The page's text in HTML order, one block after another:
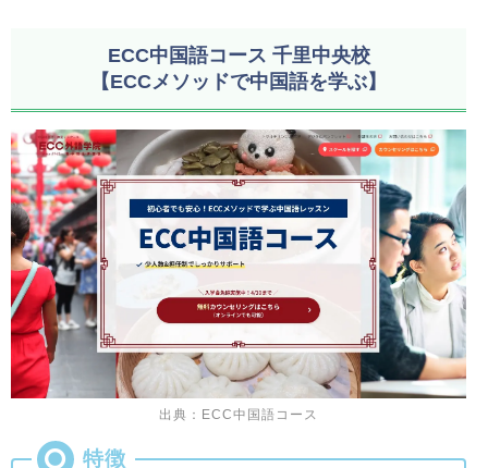
ECC中国語コース 千里中央校
【ECCメソッドで中国語を学ぶ】
出典：ECC中国語コース